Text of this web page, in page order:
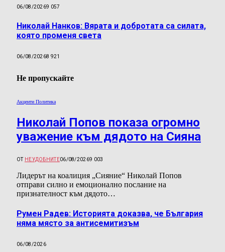
06/08/20269 057
Николай Нанков: Вярата и добротата са силата,
която променя света
06/08/20268 921
Не пропускайте
Акценти Политика
Николай Попов показа огромно
уважение към дядото на Сияна
ОТ НЕУДОБНИТЕ06/08/20269 003
Лидерът на коалиция „Сияние“ Николай Попов
отправи силно и емоционално послание на
признателност към дядото…
Румен Радев: Историята доказва, че България
няма място за антисемитизъм
06/08/2026